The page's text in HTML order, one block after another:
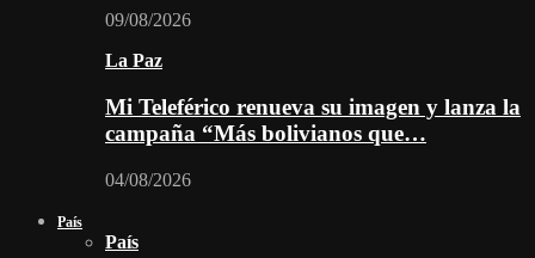
09/08/2026
La Paz
Mi Teleférico renueva su imagen y lanza la
campaña “Más bolivianos que…
04/08/2026
País
País